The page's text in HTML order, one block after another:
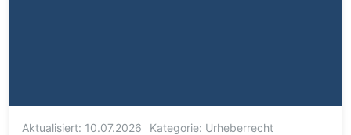
Aktualisiert: 10.07.2026 Kategorie: Urheberrecht